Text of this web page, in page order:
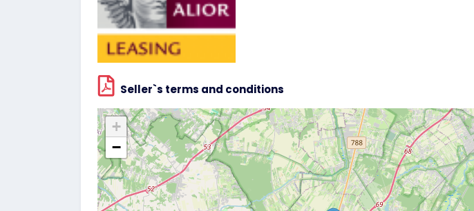
Seller`s terms and conditions
+
−